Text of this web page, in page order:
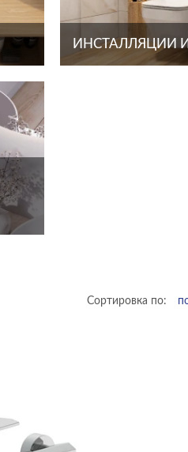
ИНСТАЛЛЯЦИИ
Сортировка по: